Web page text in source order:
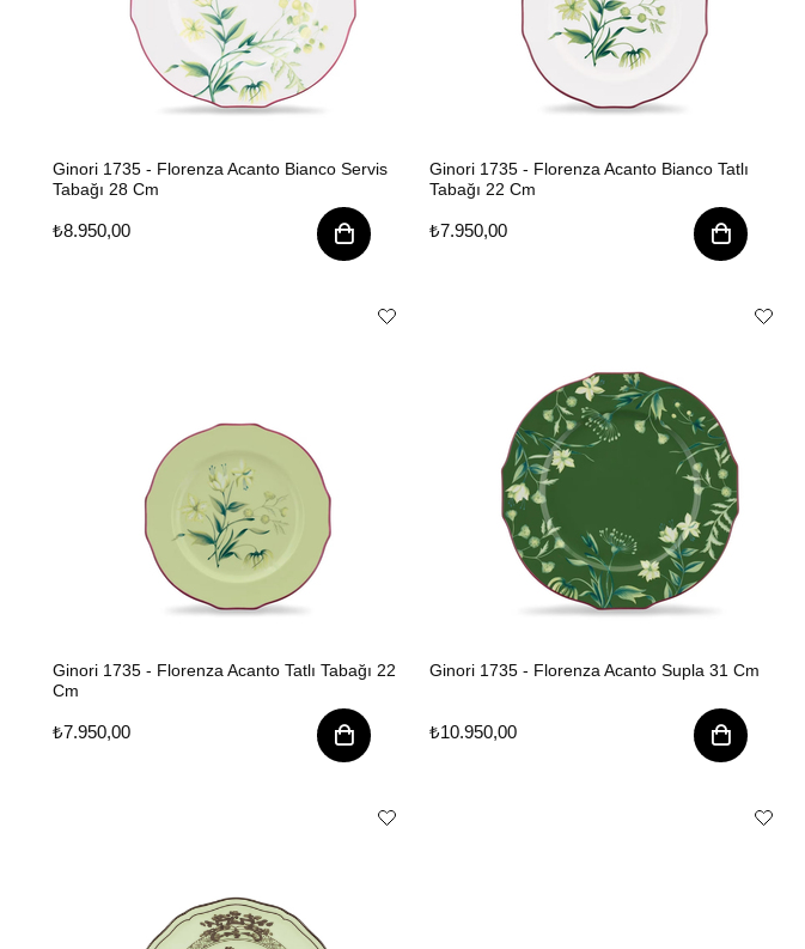
Ginori 1735 - Florenza Acanto Bianco Servis
Tabağı 28 Cm
₺8.950,00
Ginori 1735 - Florenza Acanto Bianco Tatlı
Tabağı 22 Cm
₺7.950,00
Ginori 1735 - Florenza Acanto Tatlı Tabağı 22
Cm
₺7.950,00
Ginori 1735 - Florenza Acanto Supla 31 Cm
₺10.950,00